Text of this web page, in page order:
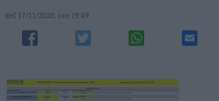
del 17/11/2020, ore 19:49